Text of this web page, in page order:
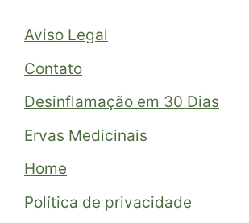
Aviso Legal
Contato
Desinflamação em 30 Dias
Ervas Medicinais
Home
Política de privacidade